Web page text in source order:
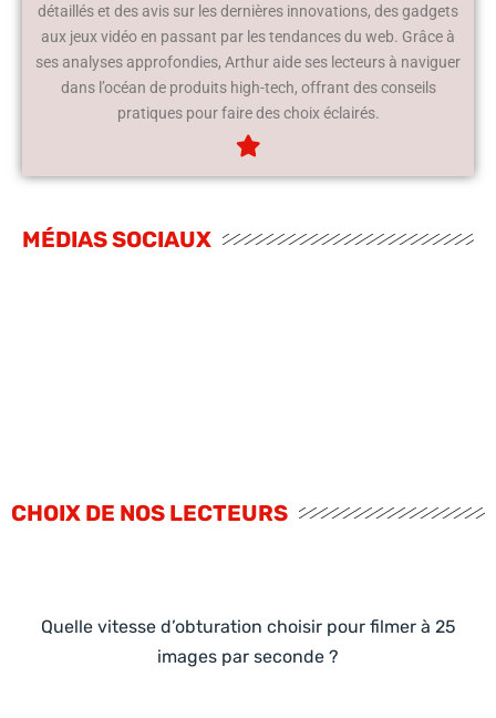
détaillés et des avis sur les dernières innovations, des gadgets
aux jeux vidéo en passant par les tendances du web. Grâce à
ses analyses approfondies, Arthur aide ses lecteurs à naviguer
dans l’océan de produits high-tech, offrant des conseils
pratiques pour faire des choix éclairés.
MÉDIAS SOCIAUX
CHOIX DE NOS LECTEURS
Quelle vitesse d’obturation choisir pour filmer à 25
images par seconde ?